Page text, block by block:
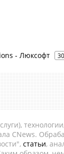
- Люксофт
CNews.
статьи,